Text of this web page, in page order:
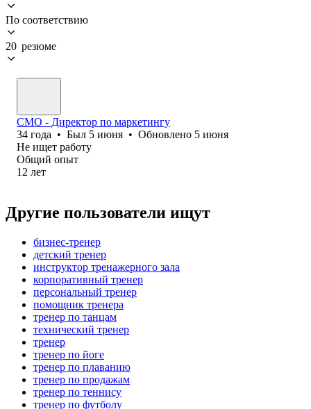
По соответствию
20 резюме
CMO - Директор по маркетингу
34 года • Был 5 июня • Обновлено 5 июня
Не ищет работу
Общий опыт
12 лет
Другие пользователи ищут
бизнес-тренер
детский тренер
инструктор тренажерного зала
корпоративный тренер
персональный тренер
помощник тренера
тренер по танцам
технический тренер
тренер
тренер по йоге
тренер по плаванию
тренер по продажам
тренер по теннису
тренер по футболу